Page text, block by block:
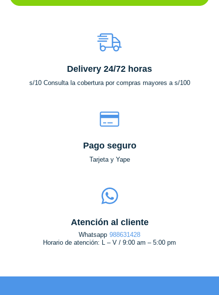
Delivery 24/72 horas
s/10 Consulta la cobertura por compras mayores a s/100
Pago seguro
Tarjeta y Yape
Atención al cliente
Whatsapp 988631428
Horario de atención: L – V / 9:00 am – 5:00 pm